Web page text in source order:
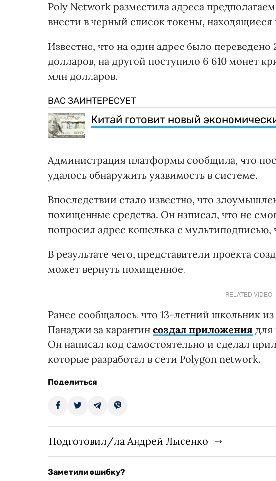
Poly Network разместила адреса
внести в черный список токены, находящиеся
Известно, что на один адрес было
долларов, на другой поступило 6 610 монет
млн долларов.
ВАС ЗАИНТЕРЕСУЕТ
Китай готовит новый
Администрация платформы сообщила, что
удалось обнаружить уязвимость в системе.
Впоследствии стало известно, что
похищенные средства. Он написал, что не
попросил адрес кошелька с мультиподписью,
В результате чего, представители проекта
может вернуть похищенное.
RELATED VIDEO
Ранее сообщалось, что 13-летний школьник
Панаджи за карантин создал приложения для
Он написал код самостоятельно и сделал
которые разработал в сети Polygon network.
Поделиться
Подготовил/ла Андрей Лысенко
Заметили ошибку?